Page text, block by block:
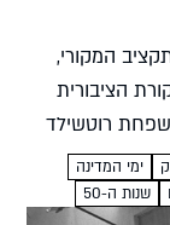
המקורי,
הציבורית
רוטשילד
עיניי...
ימי המדינה
שנות ה-50